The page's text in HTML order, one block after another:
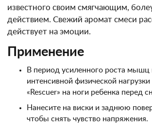
известного своим смягчающим,
действием. Свежий аромат смеси
действует на эмоции.
Применение
В период усиленного роста мышц
интенсивной физической
«Rescuer» на ноги ребенка перед
Нанесите на виски и заднюю
чтобы снять чувство напряжения.